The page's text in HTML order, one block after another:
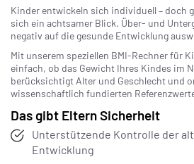
Kinder entwickeln sich individuell – doch
sich ein achtsamer Blick. Über- und
negativ auf die gesunde Entwicklung
Mit unserem speziellen BMI-Rechner für
einfach, ob das Gewicht Ihres Kindes im
berücksichtigt Alter und Geschlecht und
wissenschaftlich fundierten
Das gibt Eltern Sicherheit
Unterstützende Kontrolle der
Entwicklung